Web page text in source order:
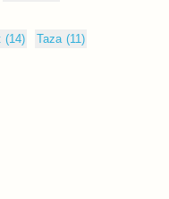
(14) Taza (11)